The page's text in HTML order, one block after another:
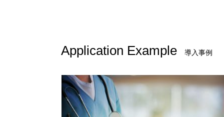
Application Example 導入事例